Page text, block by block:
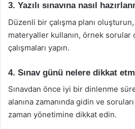
3. Yazılı sınavına nasıl
Düzenli bir çalışma planı
materyaller kullanın, örnek sorular
çalışmaları yapın.
4. Sınav günü nelere dikkat
Sınavdan önce iyi bir dinlenme
alanına zamanında gidin ve
zaman yönetimine dikkat edin.